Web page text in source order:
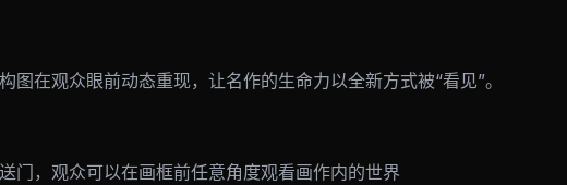
在观众眼前动态重现，让名作的生命力以全新方式被“看见”。
门，观众可以在画框前任意角度观看画作内的世界